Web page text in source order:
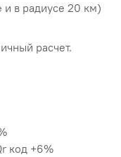
в радиусе 20 км)
расчет.
код +6%